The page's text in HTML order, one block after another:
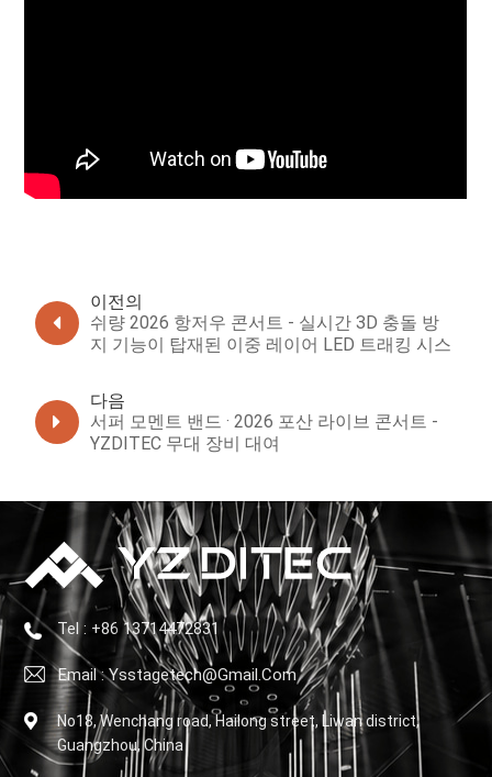
이전의
쉬량 2026 항저우 콘서트 - 실시간 3D 충돌 방
지 기능이 탑재된 이중 레이어 LED 트래킹 시스
다음
서퍼 모멘트 밴드 · 2026 포산 라이브 콘서트 -
YZDITEC 무대 장비 대여
Tel : +86 13714472831
Email : Ysstagetech@gmail.com
No18, Wenchang road, Hailong street, Liwan district,
Guangzhou, China